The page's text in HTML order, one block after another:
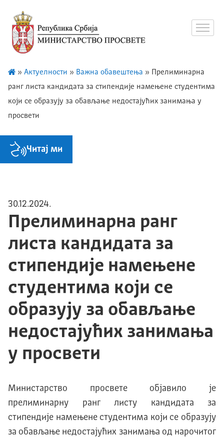
» Актуелности » Важна обавештења » Прелиминарна
ранг листа кандидата за стипендије намењене студентима
који се образују за обављање недостајућих занимања у
просвети
Читај ми
30.12.2024.
Прелиминарна ранг
листа кандидата за
стипендије намењене
студентима који се
образују за обављање
недостајућих занимања
у просвети
Министарство просвете објавило је
прелиминарну ранг листу кандидата за
стипендије намењене студентима који се образују
за обављање недостајућих занимања од нарочитог